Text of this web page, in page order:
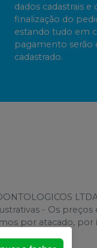
dados cadastrais e
finalização do
estando tudo em
pagamento serão
cadastrado.
- Os
por atacado,